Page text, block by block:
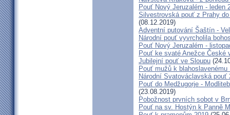
Pouť Nový Jeruzalém - leden
Silvestrovská pouť z Prahy
(08.12.2019)
Adventní putování Šaštín -
Národní pouť vyvrcholila
Pouť Nový Jeruzalém -
Pouť ke svaté Anežce České
Jubilejní pouť ve Sloupu
Pouť mužů k
Národní Svatováclavská pouť
Pouť do Medžugorje -
(23.08.2019)
Pobožnost prvních sobot v
Pouť na sv. Hostýn k Panně